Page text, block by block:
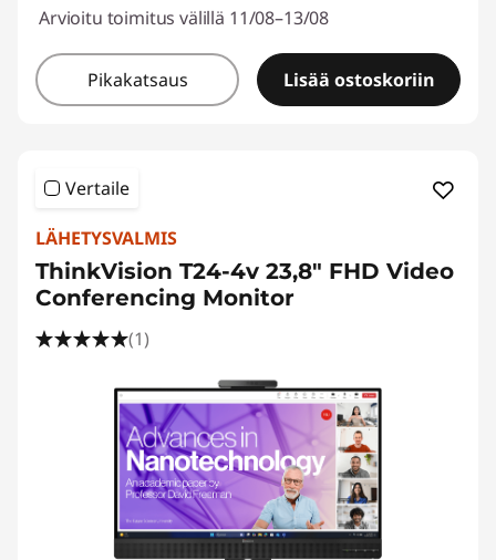
Arvioitu toimitus välillä 11/08–13/08
Pikakatsaus Lisää ostoskoriin
Vertaile
LÄHETYSVALMIS
ThinkVision T24-4v 23,8" FHD Video
Conferencing Monitor
(1)